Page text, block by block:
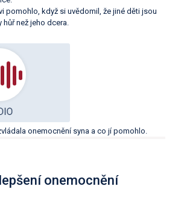
pomohlo, když si uvědomil, že jiné děti jsou
hůř než jeho dcera.
onemocnění syna a co jí pomohlo.
onemocnění